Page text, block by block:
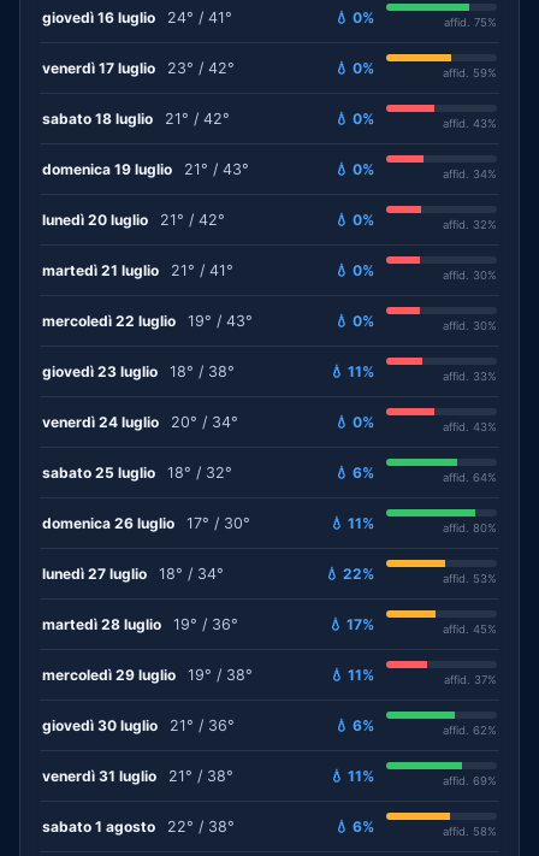
giovedì 16 luglio 24° / 41° 💧 0% affid. 75%
venerdì 17 luglio 23° / 42° 💧 0% affid. 59%
sabato 18 luglio 21° / 42° 💧 0% affid. 43%
domenica 19 luglio 21° / 43° 💧 0% affid. 34%
lunedì 20 luglio 21° / 42° 💧 0% affid. 32%
martedì 21 luglio 21° / 41° 💧 0% affid. 30%
mercoledì 22 luglio 19° / 43° 💧 0% affid. 30%
giovedì 23 luglio 18° / 38° 💧 11% affid. 33%
venerdì 24 luglio 20° / 34° 💧 0% affid. 43%
sabato 25 luglio 18° / 32° 💧 6% affid. 64%
domenica 26 luglio 17° / 30° 💧 11% affid. 80%
lunedì 27 luglio 18° / 34° 💧 22% affid. 53%
martedì 28 luglio 19° / 36° 💧 17% affid. 45%
mercoledì 29 luglio 19° / 38° 💧 11% affid. 37%
giovedì 30 luglio 21° / 36° 💧 6% affid. 62%
venerdì 31 luglio 21° / 38° 💧 11% affid. 69%
sabato 1 agosto 22° / 38° 💧 6% affid. 58%